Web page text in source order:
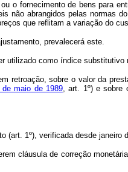
o fornecimento de bens para
não abrangidos pelas normas
que reflitam a variação do
prevalecerá este.
utilizado como índice substitutivo
retroação, sobre o valor da
maio de 1989, art. 1º) e sobre
(art. 1º), verificada desde
cláusula de correção